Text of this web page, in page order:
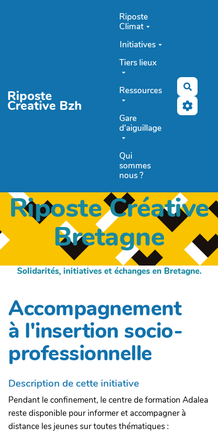
Riposte
Creative Bzh
Riposte
Climat
Initiatives
Tiers lieux
Ressources
Gare
d'aiguillage
Qui
sommes
nous ?
Riposte Créative
Bretagne
Solidarités, initiatives et échanges en Bretagne.
Accompagnement
à l'insertion socio-
professionnelle
Description de cette initiative
Pendant le confinement, le centre de formation Adalea
reste disponible pour informer et accompagner à
distance les jeunes sur toutes thématiques :